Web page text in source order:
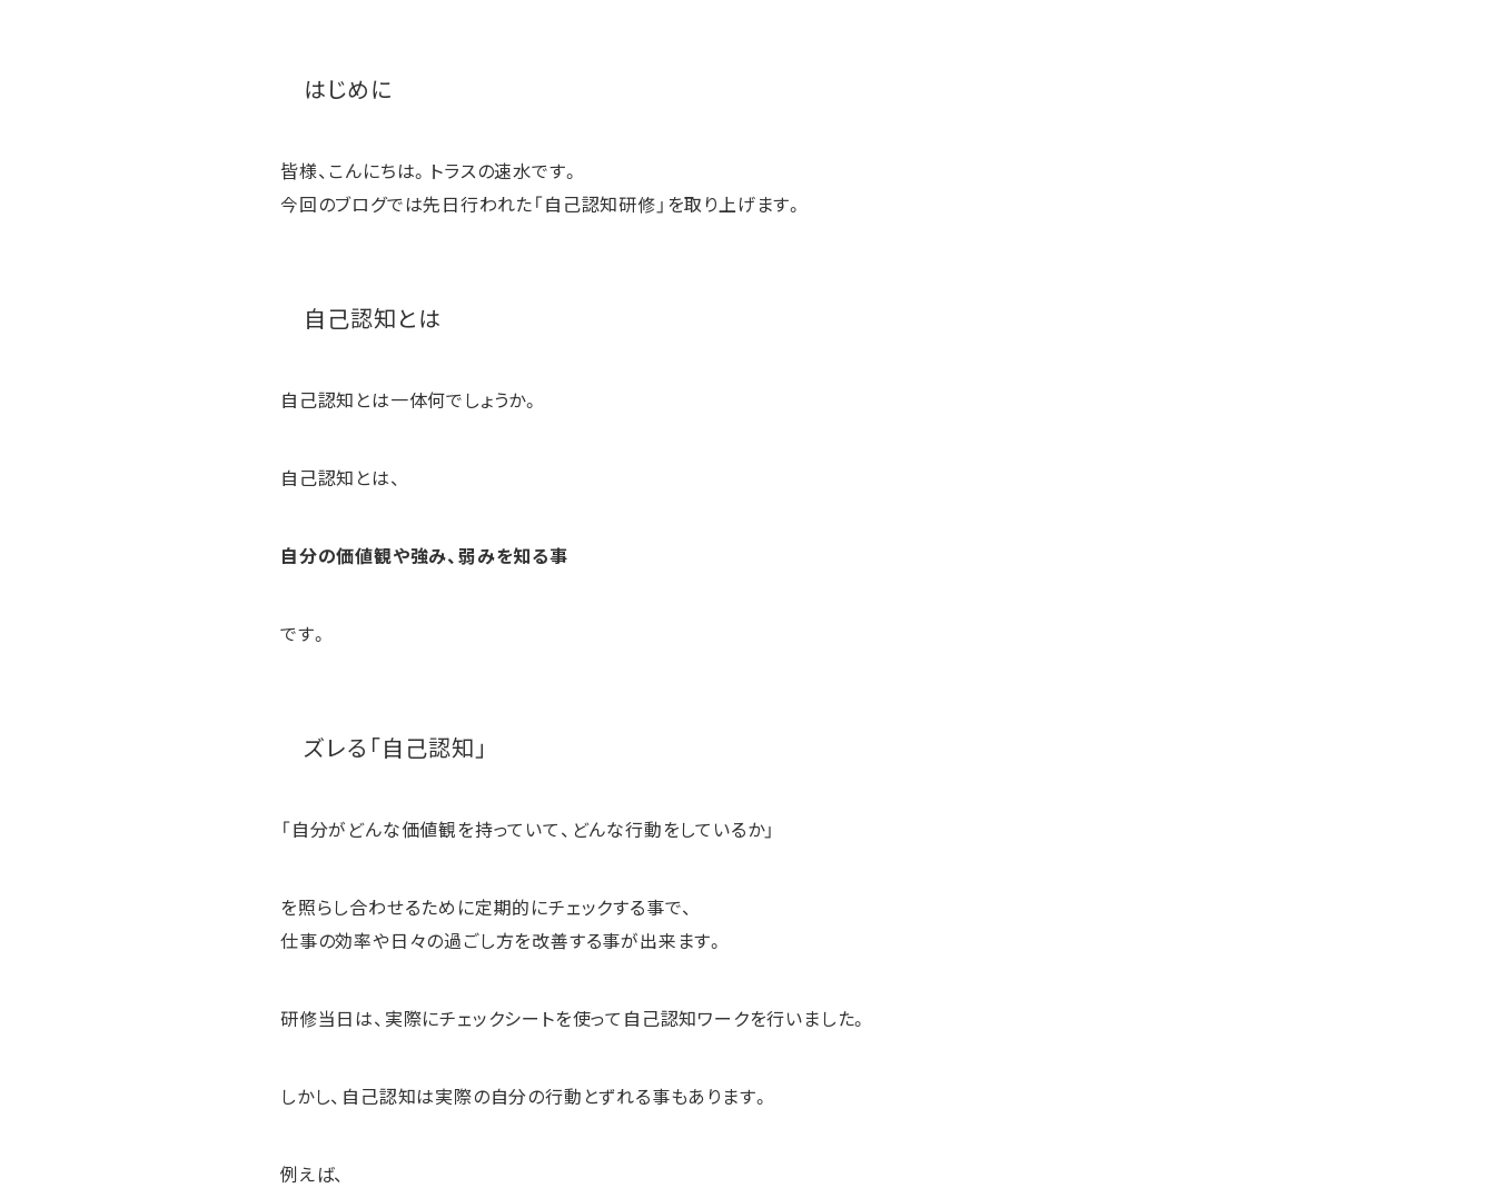
はじめに
皆様、こんにちは。トラスの速水です。
今回のブログでは先日行われた「自己認知研修」を取り上げます。
自己認知とは
自己認知とは一体何でしょうか。
自己認知とは、
自分の価値観や強み、弱みを知る事
です。
ズレる「自己認知」
「自分がどんな価値観を持っていて、どんな行動をしているか」
を照らし合わせるために定期的にチェックする事で、
仕事の効率や日々の過ごし方を改善する事が出来ます。
研修当日は、実際にチェックシートを使って自己認知ワークを行いました。
しかし、自己認知は実際の自分の行動とずれる事もあります。
例えば、